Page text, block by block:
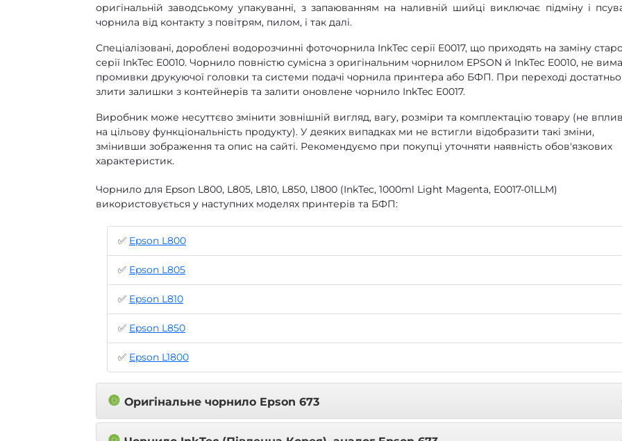
оригінальній заводському упакуванні, з запаюванням на наливній шийці виключає підміну і
чорнила від контакту з повітрям, пилом, і так далі.
Спеціалізовані, дороблені водорозчинні фоточорнила InkTec серії E0017, що приходять на заміну
серії InkTec E0010. Чорнило повністю сумісна з оригінальним чорнилом EPSON й InkTec E0010, не
промивки друкуючої головки та системи подачі чорнила принтера або БФП. При переході достатньо
злити залишки з контейнерів та залити оновлене чорнило InkTec E0017.
Виробник може несуттєво змінити зовнішній вигляд, вагу, розміри та комплектацію товару (не
на цільову функціональність продукту). У деяких випадках ми не встигли відобразити такі зміни,
змінивши зображення та опис на сайті. Рекомендуємо при покупці уточняти наявність обов'язкових
характеристик.
Чорнило для Epson L800, L805, L810, L850, L1800 (InkTec, 1000ml Light Magenta, E0017-01LLM)
використовується у наступних моделях принтерів та БФП:
✅ Epson L800
✅ Epson L805
✅ Epson L810
✅ Epson L850
✅ Epson L1800
🔘 Оригінальне чорнило Epson 673